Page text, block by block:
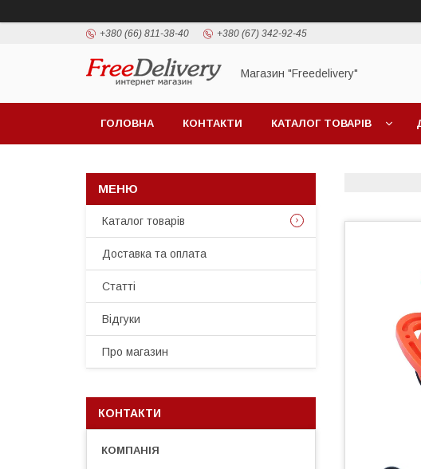
+380 (66) 811-38-40 +380 (67) 342-92-45
Магазин "Freedelivery"
ГОЛОВНА КОНТАКТИ КАТАЛОГ ТОВАРІВ
Каталог товарів
Доставка та оплата
Статті
Відгуки
Про магазин
КОНТАКТИ